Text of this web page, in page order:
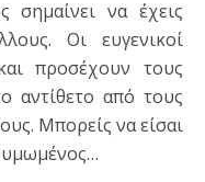
σημαίνει να έχεις
Οι ευγενικοί
προσέχουν τους
αντίθετο από τους
Μπορείς να είσαι